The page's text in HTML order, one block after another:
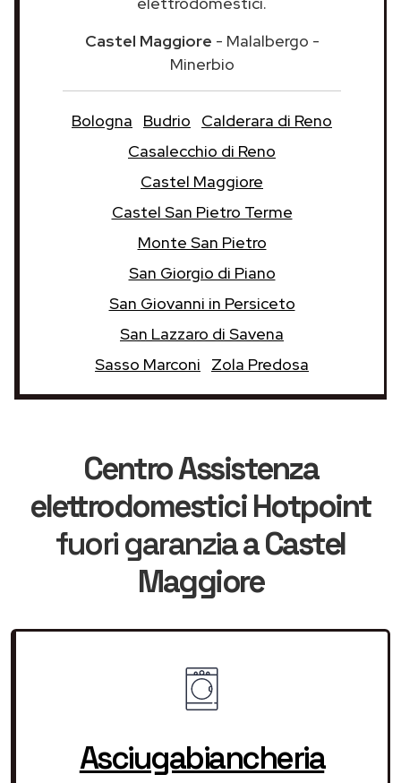
Castel Maggiore - Malalbergo -
Minerbio
Bologna Budrio
Calderara di Reno
Casalecchio di Reno
Castel Maggiore
Castel San Pietro Terme
Monte San Pietro
San Giorgio di Piano
San Giovanni in Persiceto
San Lazzaro di Savena
Sasso Marconi
Zola Predosa
Centro Assistenza
elettrodomestici Hotpoint
fuori garanziaa Castel
Maggiore
Asciugabiancheria